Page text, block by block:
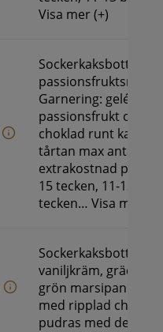
Visa mer (+)
Sockerkaksbotten,
Garnering:
passionsfrukt och
choklad runt
tårtan max antal
extrakostnad på 50
15 tecken, 11-13
tecken… Visa mer (+)
Sockerkaksbotten,
vaniljkräm,
grön marsipan som
med ripplad
pudras med